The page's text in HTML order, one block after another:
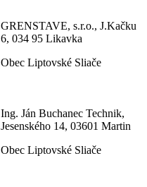
GRENSTAVE, s.r.o., J.Kačku
6, 034 95 Likavka
Obec Liptovské Sliače
Ing. Ján Buchanec Technik,
Jesenského 14, 03601 Martin
Obec Liptovské Sliače